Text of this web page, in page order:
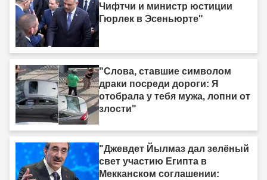
Чифтчи и министр юстиции
Гюрлек в Эсеньюрте"
"Слова, ставшие символом
драки посреди дороги: Я
отобрала у тебя мужа, лопни от
злости"
"Джевдет Йылмаз дал зелёный
свет участию Египта в
Мекканском соглашении: